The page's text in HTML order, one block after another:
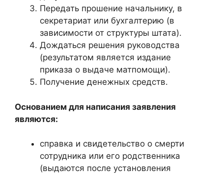
Передать прошение начальнику, в
секретариат или бухгалтерию (в
зависимости от структуры штата).
Дождаться решения руководства
(результатом является издание
приказа о выдаче матпомощи).
Получение денежных средств.
Основанием для написания заявления
являются:
справка и свидетельство о смерти
сотрудника или его родственника
(выдаются после установления